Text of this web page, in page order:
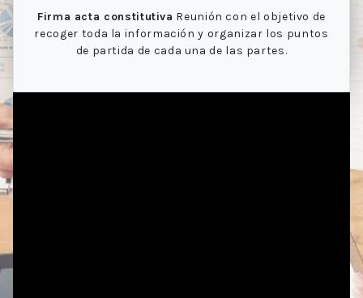
Firma acta constitutiva Reunión con el objetivo de
recoger toda la información y organizar los puntos
de partida de cada una de las partes.